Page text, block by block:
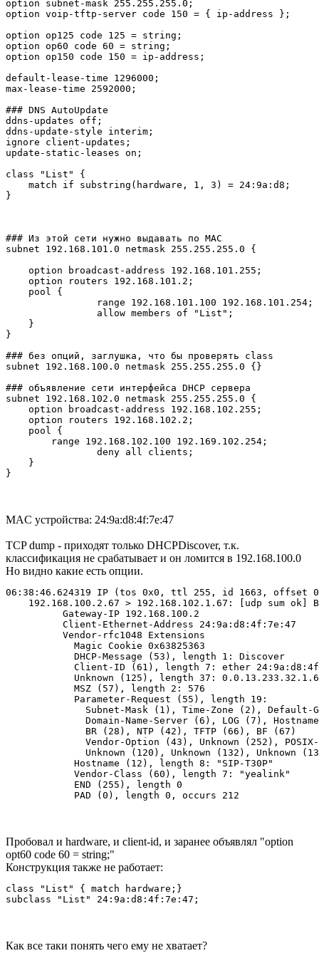
option subnet-mask 255.255.255.0;
option voip-tftp-server code 150 = { ip-address };
option op125 code 125 = string;
option op60 code 60 = string;
option op150 code 150 = ip-address;
default-lease-time 1296000;
max-lease-time 2592000;
### DNS AutoUpdate
ddns-updates off;
ddns-update-style interim;
ignore client-updates;
update-static-leases on;
class "List" {
    match if substring(hardware, 1, 3) = 24:9a:d8;
}
### Из этой сети нужно выдавать по MAC
subnet 192.168.101.0 netmask 255.255.255.0 {
    option broadcast-address 192.168.101.255;
    option routers 192.168.101.2;
    pool {
    }
}
### без опций, заглушка, что бы проверять class
subnet 192.168.100.0 netmask 255.255.255.0 {}
### объявление сети интерфейса DHCP сервера
subnet 192.168.102.0 netmask 255.255.255.0 {
    option broadcast-address 192.168.102.255;
    option routers 192.168.102.2;
    pool {
        range 192.168.102.100 192.169.102.254;
    }
}
MAC устройства: 24:9a:d8:4f:7e:47
TCP dump - приходят только DHCPDiscover, т.к.
классификация не срабатывает и он ломится в 192.168.100.0
Но видно какие есть опции.
06:38:46.624319 IP (tos 0x0, ttl 255, id 1663, offset
192.168.100.2.67 > 192.168.102.1.67: [udp sum ok]
          Gateway-IP 192.168.100.2
          Client-Ethernet-Address 24:9a:d8:4f:7e:47
          Vendor-rfc1048 Extensions
            Magic Cookie 0x63825363
            DHCP-Message (53), length 1: Discover
Client-ID (61), length 7: ether
Unknown (125), length 37:
            MSZ (57), length 2: 576
            Parameter-Request (55), length 19:
Subnet-Mask (1), Time-Zone (2), Default-
Domain-Name-Server (6), LOG (7),
              BR (28), NTP (42), TFTP (66), BF (67)
Vendor-Option (43), Unknown (252),
Unknown (120), Unknown (132), Unknown
            Hostname (12), length 8: "SIP-T30P"
            Vendor-Class (60), length 7: "yealink"
            END (255), length 0
            PAD (0), length 0, occurs 212
Пробовал и hardware, и client-id, и заранее объявлял "option
opt60 code 60 = string;"
Конструкция также не работает:
class "List" { match hardware;}
subclass "List" 24:9a:d8:4f:7e:47;
Как все таки понять чего ему не хватает?